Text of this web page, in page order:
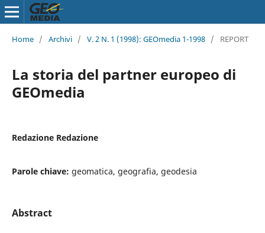
Home / Archivi / V. 2 N. 1 (1998): GEOmedia 1-1998 / REPORT
La storia del partner europeo di
GEOmedia
Redazione Redazione
Parole chiave: geomatica, geografia, geodesia
Abstract